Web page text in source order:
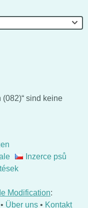
sind keine
Inzerce psů
Modification:
• Über uns • Kontakt